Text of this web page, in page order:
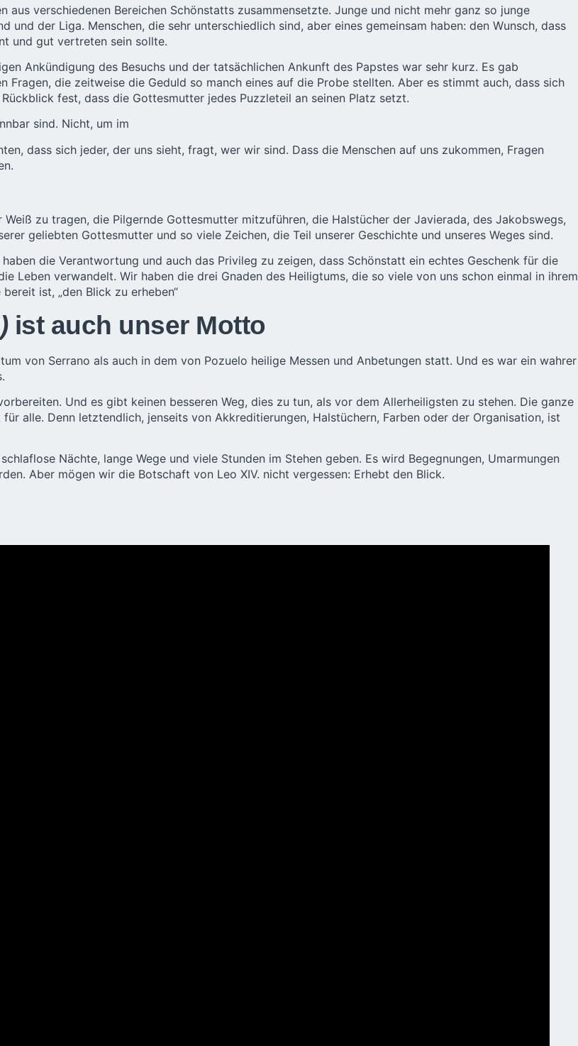
aus verschiedenen Bereichen Schönstatts zusammensetzte. Junge und nicht mehr ganz so junge
und der Liga. Menschen, die sehr unterschiedlich sind, aber eines gemeinsam haben: den Wunsch, dass
und gut vertreten sein sollte.
Ankündigung des Besuchs und der tatsächlichen Ankunft des Papstes war sehr kurz. Es gab
die zeitweise die Geduld so manch eines auf die Probe stellten. Aber es stimmt auch, dass sich
fest, dass die Gottesmutter jedes Puzzleteil an seinen Platz setzt.
sind. Nicht, um im
dass sich jeder, der uns sieht, fragt, wer wir sind. Dass die Menschen auf uns zukommen, Fragen
zu tragen, die Pilgernde Gottesmutter mitzuführen, die Halstücher der Javierada, des Jakobswegs,
geliebten Gottesmutter und so viele Zeichen, die Teil unserer Geschichte und unseres Weges sind.
die Verantwortung und auch das Privileg zu zeigen, dass Schönstatt ein echtes Geschenk für die
Leben verwandelt. Wir haben die drei Gnaden des Heiligtums, die so viele von uns schon einmal in ihrem
ist, „den Blick zu erheben“
ist auch unser Motto
von Serrano als auch in dem von Pozuelo heilige Messen und Anbetungen statt. Und es war ein wahrer
Und es gibt keinen besseren Weg, dies zu tun, als vor dem Allerheiligsten zu stehen. Die ganze
alle. Denn letztendlich, jenseits von Akkreditierungen, Halstüchern, Farben oder der Organisation, ist
Nächte, lange Wege und viele Stunden im Stehen geben. Es wird Begegnungen, Umarmungen
Aber mögen wir die Botschaft von Leo XIV. nicht vergessen: Erhebt den Blick.